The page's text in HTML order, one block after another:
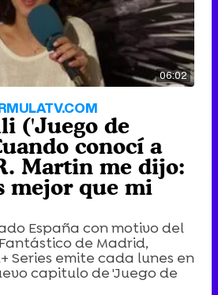
06:02
('Juego de
conocí a
Martin me dijo:
mejor que mi
España con motivo del
de Madrid,
Series emite cada lunes en
capitulo de 'Juego de